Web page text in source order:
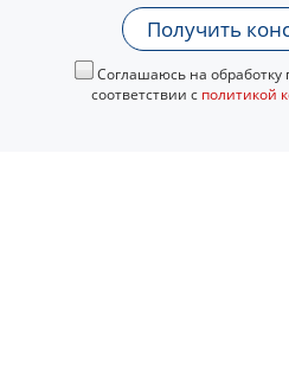
Получить
Соглашаюсь на
соответствии с политикой